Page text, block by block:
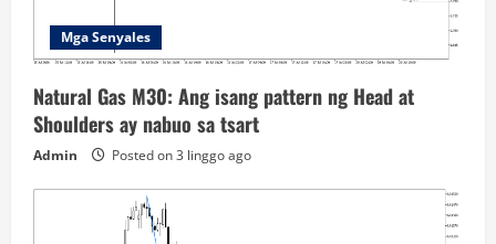
Mga Senyales
Natural Gas M30: Ang isang pattern ng Head at
Shoulders ay nabuo sa tsart
Admin Posted on 3 linggo ago